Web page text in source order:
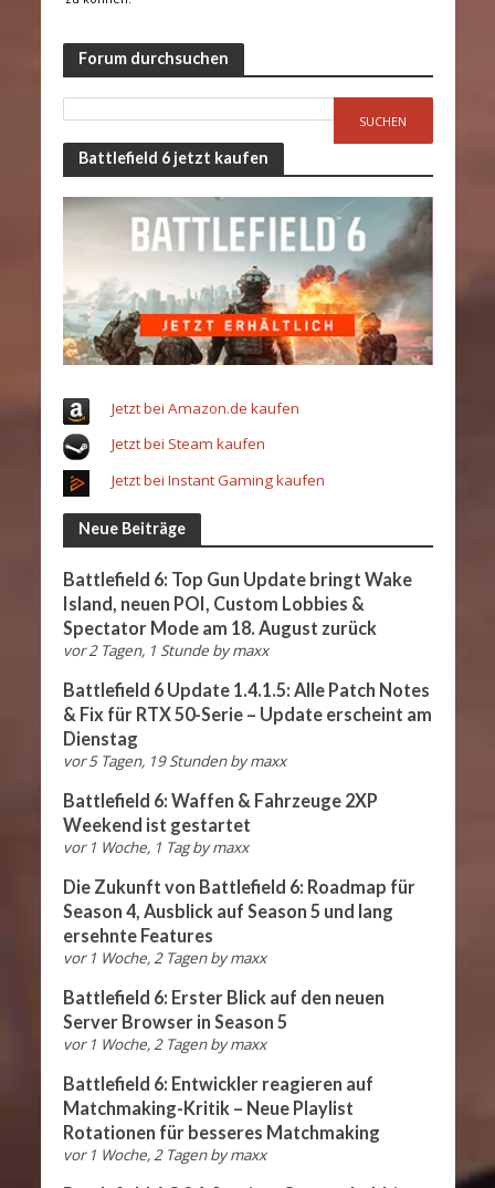
Forum durchsuchen
Battlefield 6 jetzt kaufen
Jetzt bei Amazon.de kaufen
Jetzt bei Steam kaufen
Jetzt bei Instant Gaming kaufen
Neue Beiträge
Battlefield 6: Top Gun Update bringt Wake
Island, neuen POI, Custom Lobbies &
Spectator Mode am 18. August zurück
vor 2 Tagen, 1 Stunde bymaxx
Battlefield 6 Update 1.4.1.5: Alle Patch Notes
& Fix für RTX 50-Serie – Update erscheint am
Dienstag
vor 5 Tagen, 19 Stunden bymaxx
Battlefield 6: Waffen & Fahrzeuge 2XP
Weekend ist gestartet
vor 1 Woche, 1 Tag bymaxx
Die Zukunft von Battlefield 6: Roadmap für
Season 4, Ausblick auf Season 5 und lang
ersehnte Features
vor 1 Woche, 2 Tagen bymaxx
Battlefield 6: Erster Blick auf den neuen
Server Browser in Season 5
vor 1 Woche, 2 Tagen bymaxx
Battlefield 6: Entwickler reagieren auf
Matchmaking-Kritik – Neue Playlist
Rotationen für besseres Matchmaking
vor 1 Woche, 2 Tagen bymaxx